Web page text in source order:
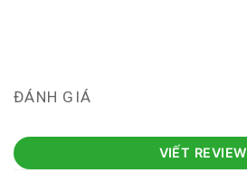
ĐÁNH GIÁ
VIẾT REVIEW